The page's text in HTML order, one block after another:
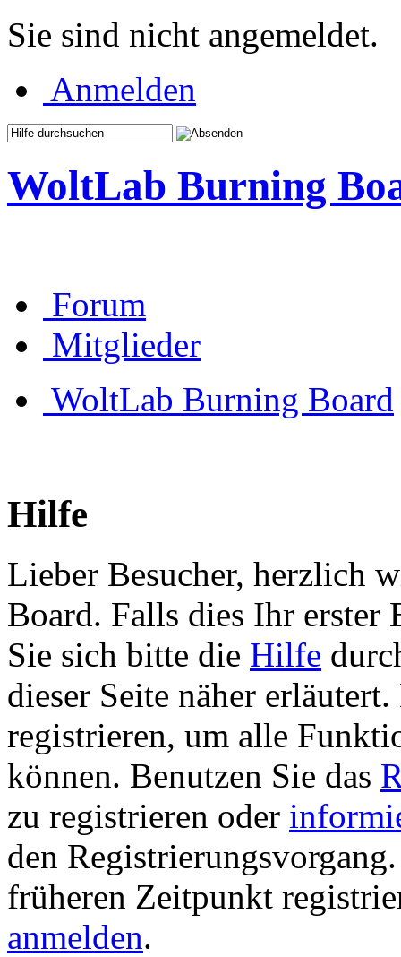
Sie sind nicht angemeldet.
Anmelden
WoltLab Burning
Forum
Mitglieder
WoltLab Burning Board
Hilfe
Lieber Besucher, herzlich
Board. Falls dies Ihr erster
Sie sich bitte die Hilfe
dieser Seite näher
registrieren, um alle
können. Benutzen Sie das
zu registrieren oder
den
früheren Zeitpunkt
anmelden.